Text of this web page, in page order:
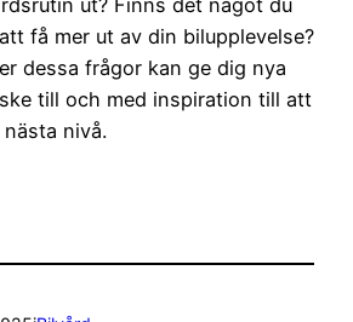
få mer ut av din bilupplevelse?
dessa frågor kan ge dig nya
till och med inspiration till att
nivå.